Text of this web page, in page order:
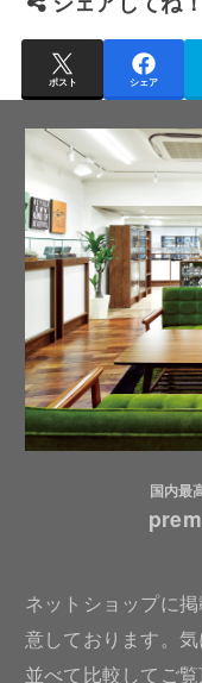
ポスト シェア
国内最
ネットショップに
意しております。
並べて比較してご